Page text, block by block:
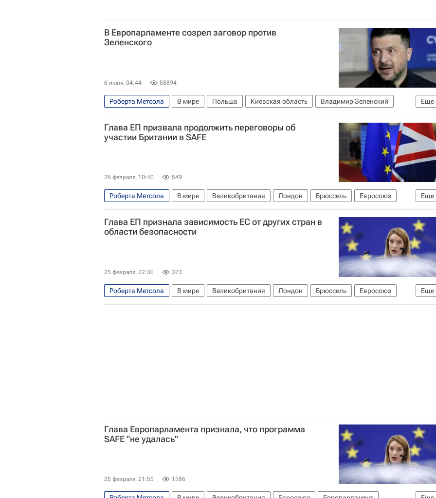
В Европарламенте созрел заговор против
Зеленского
6 июня, 04:44 58894
Еще
Роберта Метсола В мире Польша Киевская область
Владимир Зеленский
Европарламент
Евросоюз
Вооруженные силы Украины
Великая Отечественная война (1941-1945)
Глава ЕП призвала продолжить переговоры об
участии Британии в SAFE
26 февраля, 10:40 549
Еще
Роберта Метсола В мире Великобритания Лондон Брюссель
Евросоюз
Европарламент
Politico
Глава ЕП признала зависимость ЕС от других стран в
области безопасности
25 февраля, 22:30 373
Еще
Роберта Метсола В мире Великобритания Лондон Брюссель
Евросоюз
Европарламент
Еврокомиссия
Глава Европарламента признала, что программа
SAFE "не удалась"
25 февраля, 21:55 1586